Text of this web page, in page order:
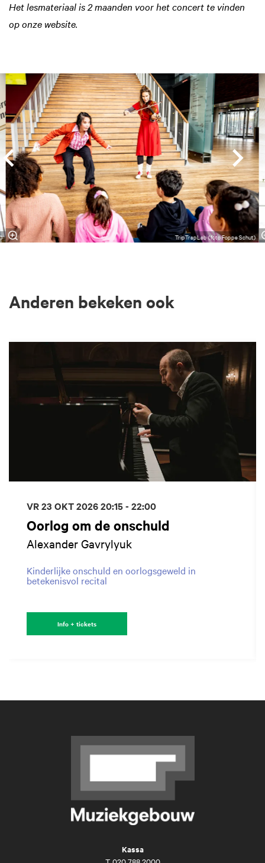
Het lesmateriaal is 2 maanden voor het concert te vinden
op onze website.
Overslaan
TripTrapLab (foto Foppe Schut)
Anderen bekeken ook
Oorlog om de onschuld
Alexander Gavrylyuk
Kinderlijke onschuld en oorlogsgeweld in
betekenisvol recital
VR 23 OKT 202620:15 - 22:00
Info + tickets
Kassa